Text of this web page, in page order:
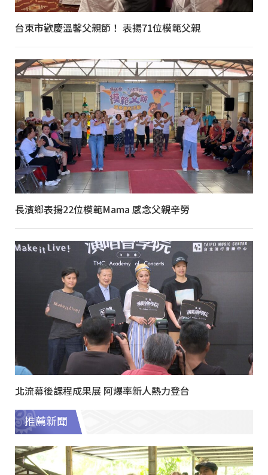
台東市歡慶溫馨父親節！ 表揚71位模範父親
長濱鄉表揚22位模範Mama 感念父親辛勞
北流幕後課程成果展 阿爆率新人熱力登台
推薦新聞